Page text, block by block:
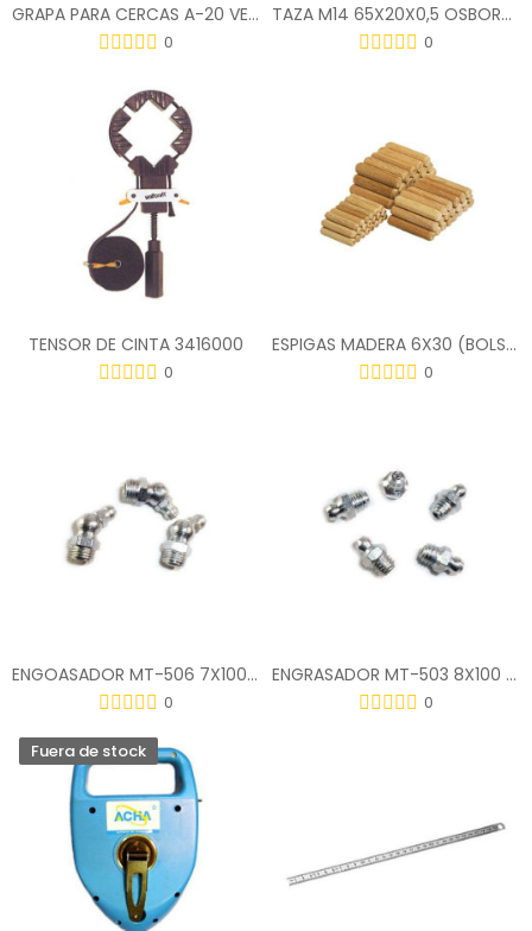
GRAPA PARA CERCAS A-20 VERDE (CAJA 200)
0
TAZA M14 65X20X0,5 OSBORN 0002608151
0
TENSOR DE CINTA 3416000
0
ESPIGAS MADERA 6X30 (BOLSA-200) 2905000
0
ENGOASADOR MT-506 7X100 013100
0
ENGRASADOR MT-503 8X100 011140.030
0
Fuera de stock